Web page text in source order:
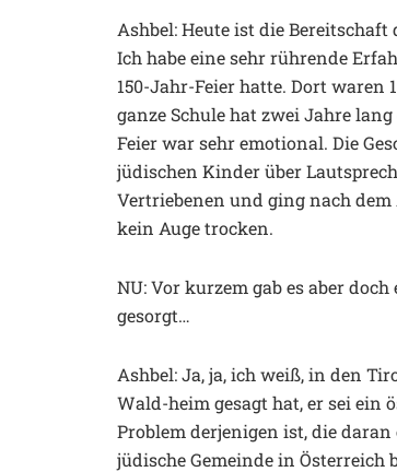
Ashbel: Heute ist die
Ich habe eine sehr rührende
150-Jahr-Feier hatte. Dort waren
ganze Schule hat zwei Jahre
Feier war sehr emotional. Die
jüdischen Kinder über
Vertriebenen und ging nach
kein Auge trocken.
NU: Vor kurzem gab es aber
gesorgt…
Ashbel: Ja, ja, ich weiß, in den
Wald-heim gesagt hat, er sei ein
Problem derjenigen ist, die
jüdische Gemeinde in Österreich